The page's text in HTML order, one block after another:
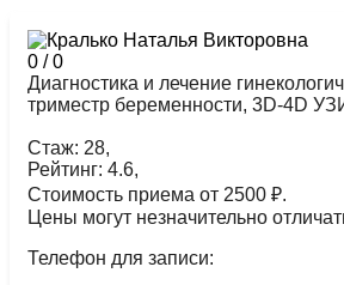
0 /0
Диагностика и лечение
триместр беременности, 3D-4D
Стаж: 28,
Рейтинг: 4.6,
Стоимость приема от 2500 ₽.
Цены могут незначительно
Телефон для записи: